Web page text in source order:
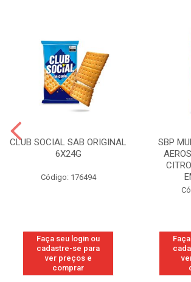
CLUB SOCIAL SAB ORIGINAL
6X24G
Código: 176494
Faça seu login ou
cadastre-se para
ver preços e
comprar
SBP